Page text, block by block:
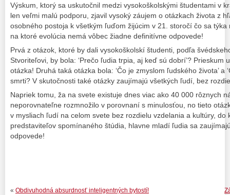
Výskum, ktorý sa uskutočnil medzi vysokoškolskými študentami v
len veľmi malú podporu, zjavil vysoký záujem o otázkach života z
osobného postoja k všetkým ľuďom žijúcim v 21. storočí čo sa
na ktoré evolúcia nemá vôbec žiadne definitívne odpovede!
Prvá z otázok, ktoré by dali vysokoškolskí študenti, podľa
Stvoriteľovi, by bola: ‘Prečo ľudia trpia, aj keď sú dobrí’? Prieskum
otázka! Druhá taká otázka bola: ‘Čo je zmyslom ľudského života’ a
smrti? V skutočnosti také otázky zaujímajú všetkých ľudí, bez
Napriek tomu, ža na svete existuje dnes viac ako 40 000 rôznych
neporovnateľne rozmnožilo v porovnaní s minulosťou, no tieto
v mysliach ľudí na celom svete bez rozdielu vzdelania a kultúry, do
predstaviteľov spomínaného štúdia, hlavne mladí ľudia sa
odpovede!
« Obdivuhodná absurdnosť inteligentných bytostí!